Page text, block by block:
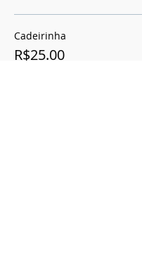
Cadeirinha
R$25.00